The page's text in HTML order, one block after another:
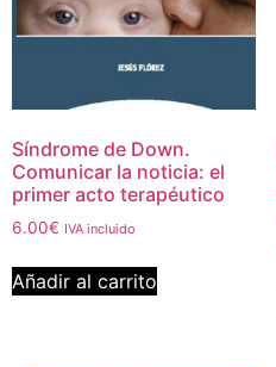
Síndrome de Down.
Comunicar la noticia: el
primer acto terapéutico
6.00€ IVA incluido
Añadir al carrito